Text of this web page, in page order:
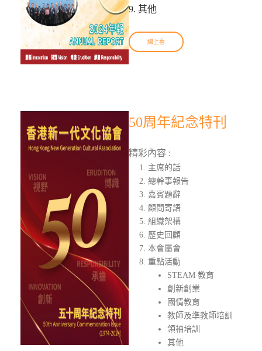
9. 其他
線上看
50周年紀念特刊
精彩內容 :
主席的話
總幹事報告
嘉賓題辭
顧問寄語
組織架構
歷史回顧
本會屬會
重點活動
STEAM 教育
創新創業
國情教育
教師及準教師培訓
領袖培訓
其他